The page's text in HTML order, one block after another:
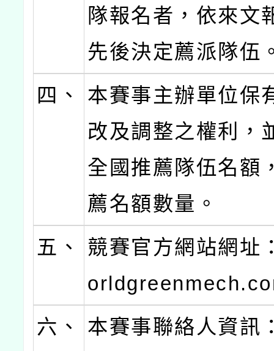
隊報名者，依來文
先後決定薦派隊伍
四、
本賽事主辦單位保
改及調整之權利，
全國推薦隊伍名額
薦名額數量。
五、
競賽官方網站網址
六、
本賽事聯絡人資訊